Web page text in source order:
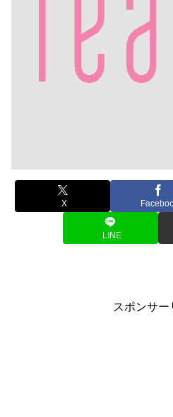
X
LINE
スポンサー